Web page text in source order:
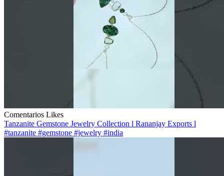
Comentarios Likes
Tanzanite Gemstone Jewelry Collection l Rananjay Exports l
#tanzanite #gemstone #jewelry #india